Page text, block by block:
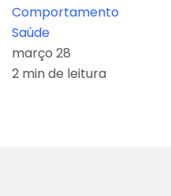
Comportamento
Saúde
março 28
2 min de leitura